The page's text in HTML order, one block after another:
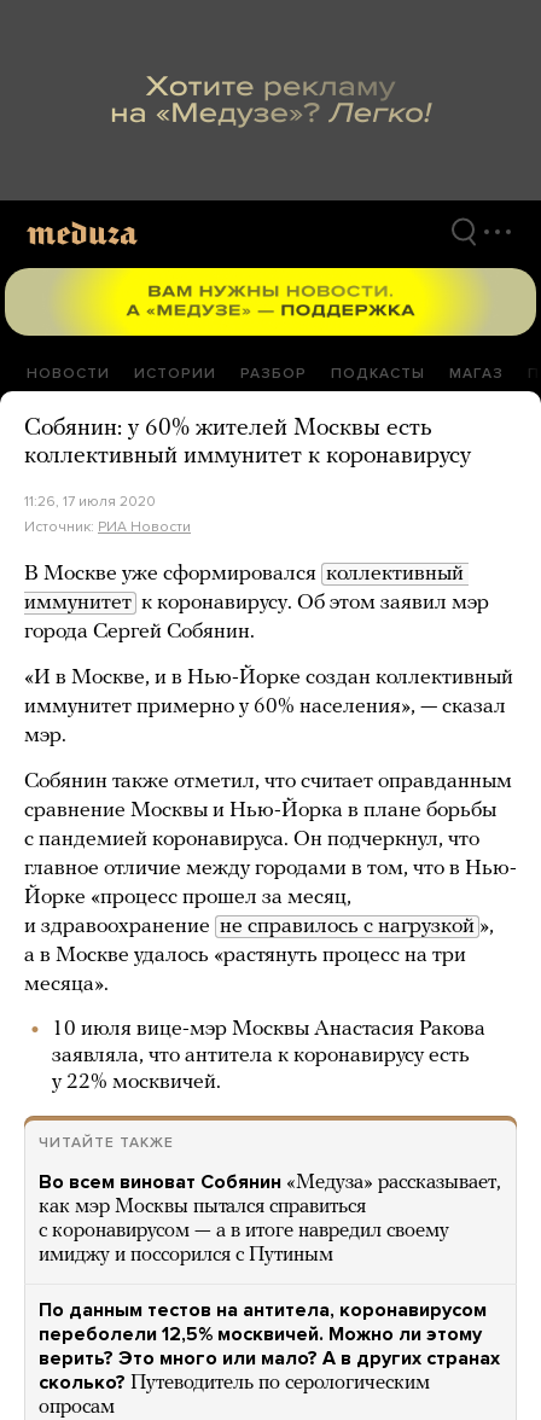
НОВОСТИ ИСТОРИИ РАЗБОР ПОДКАСТЫ МАГАЗ
Собянин: у 60% жителей Москвы есть
коллективный иммунитет к коронавирусу
11:26, 17 июля 2020
Источник: РИА Новости
В Москве уже сформировался коллективный
иммунитет к коронавирусу. Об этом заявил мэр
города Сергей Собянин.
«И в Москве, и в Нью-Йорке создан коллективный
иммунитет примерно у 60% населения», — сказал
мэр.
Собянин также отметил, что считает оправданным
сравнение Москвы и Нью-Йорка в плане борьбы
с пандемией коронавируса. Он подчеркнул, что
главное отличие между городами в том, что в Нью-
Йорке «процесс прошел за месяц,
и здравоохранение не справилось с нагрузкой »,
а в Москве удалось «растянуть процесс на три
месяца».
10 июля вице-мэр Москвы Анастасия Ракова
заявляла, что антитела к коронавирусу есть
у 22% москвичей.
ЧИТАЙТЕ ТАКЖЕ
Во всем виноват Собянин «Медуза» рассказывает,
как мэр Москвы пытался справиться
с коронавирусом — а в итоге навредил своему
имиджу и поссорился с Путиным
По данным тестов на антитела, коронавирусом
переболели 12,5% москвичей. Можно ли этому
верить? Это много или мало? А в других странах
сколько? Путеводитель по серологическим
опросам